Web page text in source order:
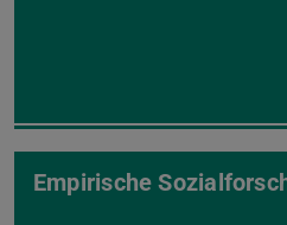
Empirische